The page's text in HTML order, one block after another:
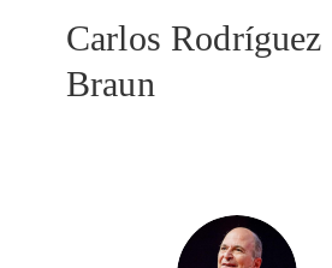
Carlos Rodríguez
Braun